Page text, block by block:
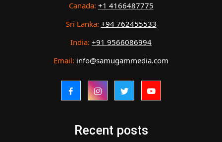
Canada: +1 4166487775
Sri Lanka: +94 762455533
India: +91 9566086994
Email: info@samugammedia.com
Recent posts